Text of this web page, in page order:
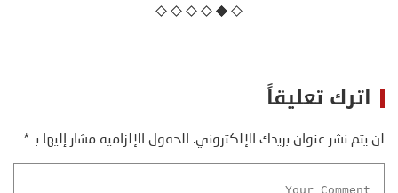
اترك تعليقاً
لن يتم نشر عنوان بريدك الإلكتروني. الحقول الإلزامية مشار إليها بـ*